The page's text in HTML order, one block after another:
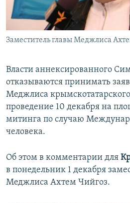
ELIFBE
УКРАИНСКАЯ ПРОБЛЕМА КРЫМА
Все сайты RFE/RL
Заместитель главы Меджлиса
Власти аннексированного
отказываются принимать
Меджлиса
проведение 10 декабря на
митинга по случаю
человека.
Об этом в комментарии для
в понедельник 1 декабря
Меджлиса Ахтем Чийгоз.